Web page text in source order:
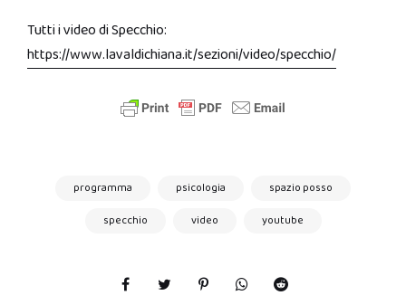
Tutti i video di Specchio:
https://www.lavaldichiana.it/sezioni/video/specchio/
programma psicologia
spazio posso
specchio
video youtube